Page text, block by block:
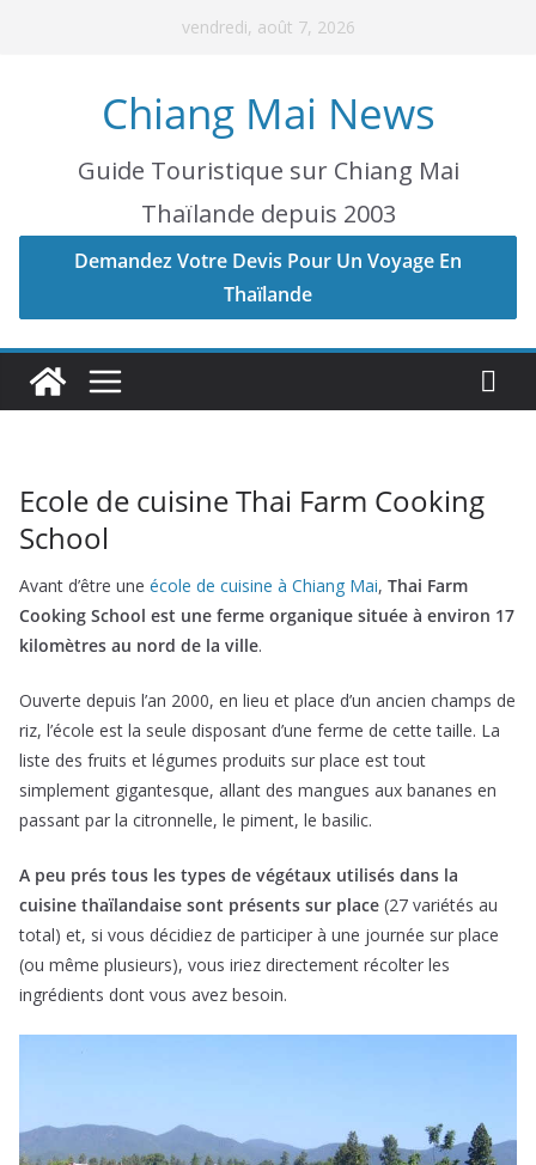
vendredi, août 7, 2026
Chiang Mai News
Guide Touristique sur Chiang Mai
Thaïlande depuis 2003
Demandez Votre Devis Pour Un Voyage En
Thaïlande
Ecole de cuisine Thai Farm Cooking
School
Avant d’être une école de cuisine à Chiang Mai, Thai Farm
Cooking School est une ferme organique située à environ 17
kilomètres au nord de la ville.
Ouverte depuis l’an 2000, en lieu et place d’un ancien champs de
riz, l’école est la seule disposant d’une ferme de cette taille. La
liste des fruits et légumes produits sur place est tout
simplement gigantesque, allant des mangues aux bananes en
passant par la citronnelle, le piment, le basilic.
A peu prés tous les types de végétaux utilisés dans la
cuisine thaïlandaise sont présents sur place (27 variétés au
total) et, si vous décidiez de participer à une journée sur place
(ou même plusieurs), vous iriez directement récolter les
ingrédients dont vous avez besoin.